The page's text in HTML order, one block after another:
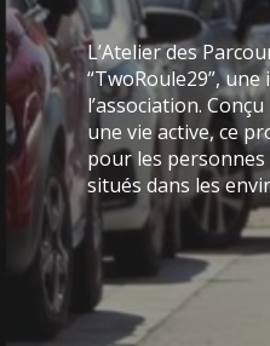
L’Atelier des
“TwoRoule29”,
l’association.
une vie active, ce
pour les
situés dans les